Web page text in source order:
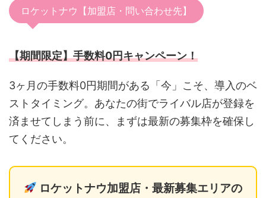
ロケットナウ【加盟店・問い合わせ先】
【期間限定】手数料0円キャンペーン！
3ヶ月の手数料0円期間がある「今」こそ、導入のベ
ストタイミング。あなたの街でライバル店が登録を
済ませてしまう前に、まずは最新の募集枠を確保し
てください。
ロケットナウ加盟店・最新募集エリアの